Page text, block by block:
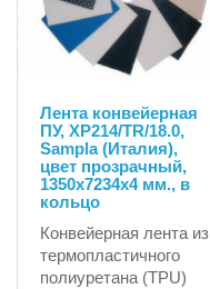
159608.25руб.
Лента конвейерная
ПУ, XP214/TR/18.0,
Sampla (Италия),
цвет прозрачный,
1350х7234х4 мм., в
кольцо
Конвейерная лента из
термопластичного
полиуретана (TPU)